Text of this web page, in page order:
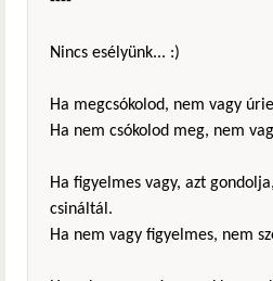
Nincs esélyünk... :)
Ha megcsókolod, nem vagy
Ha nem csókolod meg, nem
Ha figyelmes vagy, azt
csináltál.
Ha nem vagy figyelmes, nem